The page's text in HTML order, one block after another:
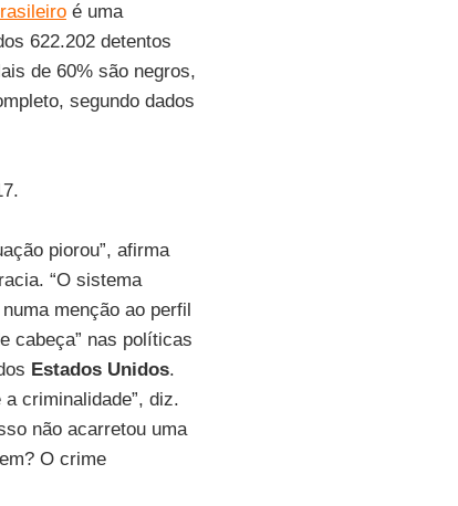
é uma
622.202 detentos
de 60% são negros,
segundo dados
piorou”, afirma
“O sistema
menção ao perfil
cabeça” nas políticas
Estados Unidos.
criminalidade”, diz.
não acarretou uma
O crime